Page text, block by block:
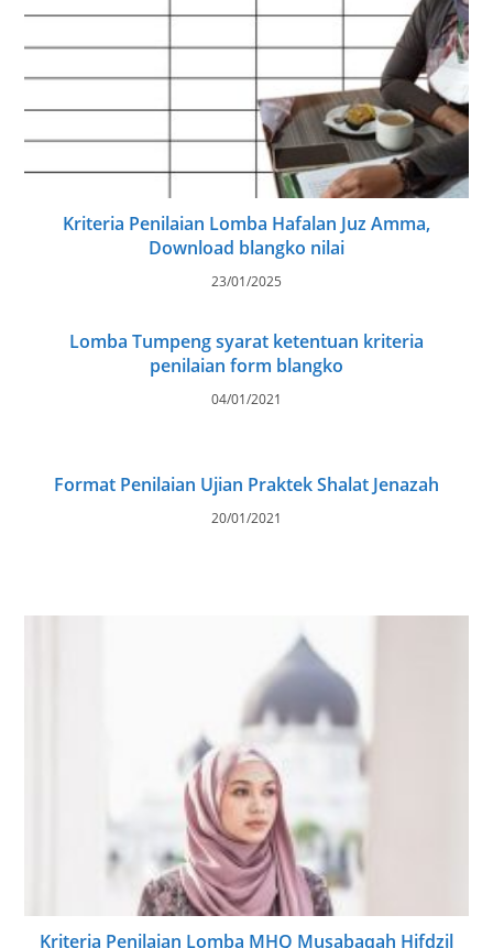
Kriteria Penilaian Lomba Hafalan Juz Amma,
Download blangko nilai
23/01/2025
Lomba Tumpeng syarat ketentuan kriteria
penilaian form blangko
04/01/2021
Format Penilaian Ujian Praktek Shalat Jenazah
20/01/2021
Kriteria Penilaian Lomba MHQ Musabaqah Hifdzil